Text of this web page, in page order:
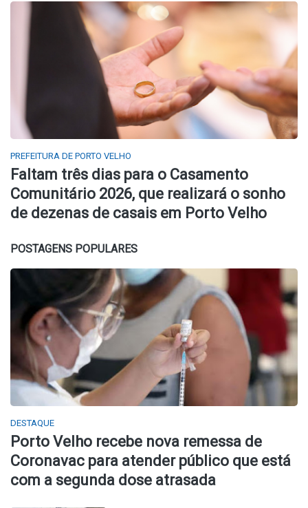
PREFEITURA DE PORTO VELHO
Faltam três dias para o Casamento
Comunitário 2026, que realizará o sonho
de dezenas de casais em Porto Velho
POSTAGENS POPULARES
DESTAQUE
Porto Velho recebe nova remessa de
Coronavac para atender público que está
com a segunda dose atrasada